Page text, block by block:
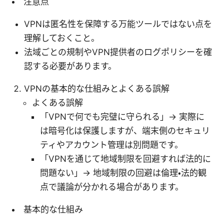
VPNは匿名性を保障する万能ツールではない点を
理解しておくこと。
法域ごとの規制やVPN提供者のログポリシーを確
認する必要があります。
VPNの基本的な仕組みとよくある誤解
よくある誤解
「VPNで何でも完璧に守られる」→ 実際に
は暗号化は保護しますが、端末側のセキュリ
ティやアカウント管理は別問題です。
「VPNを通じて地域制限を回避すれば法的に
問題ない」→ 地域制限の回避は倫理・法的観
点で議論が分かれる場合があります。
基本的な仕組み